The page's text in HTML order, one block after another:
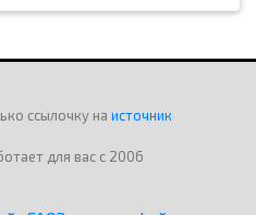
ссылочку на источник
для вас с 2006